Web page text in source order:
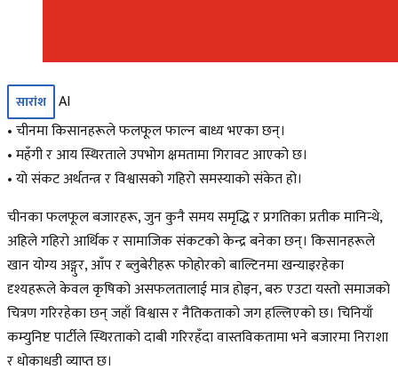
सारांश
AI
• चीनमा किसानहरूले फलफूल फाल्न बाध्य भएका छन्।
• महँगी र आय स्थिरताले उपभोग क्षमतामा गिरावट आएको छ।
• यो संकट अर्थतन्त्र र विश्वासको गहिरो समस्याको संकेत हो।
चीनका फलफूल बजारहरू, जुन कुनै समय समृद्धि र प्रगतिका प्रतीक मानिन्थे,
अहिले गहिरो आर्थिक र सामाजिक संकटको केन्द्र बनेका छन्। किसानहरूले
खान योग्य अङ्गुर, आँप र ब्लुबेरीहरू फोहोरको बाल्टिनमा खन्याइरहेका
दृश्यहरूले केवल कृषिको असफलतालाई मात्र होइन, बरु एउटा यस्तो समाजको
चित्रण गरिरहेका छन् जहाँ विश्वास र नैतिकताको जग हल्लिएको छ। चिनियाँ
कम्युनिष्ट पार्टीले स्थिरताको दाबी गरिरहँदा वास्तविकतामा भने बजारमा निराशा
र धोकाधडी व्याप्त छ।